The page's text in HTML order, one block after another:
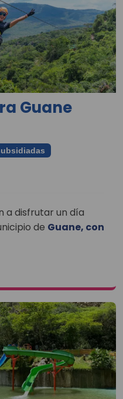
Guane
a disfrutar un día
de Guane, con